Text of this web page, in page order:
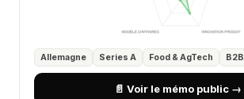
Allemagne Series A Food & AgTech B2B
📄 Voir le mémo public →